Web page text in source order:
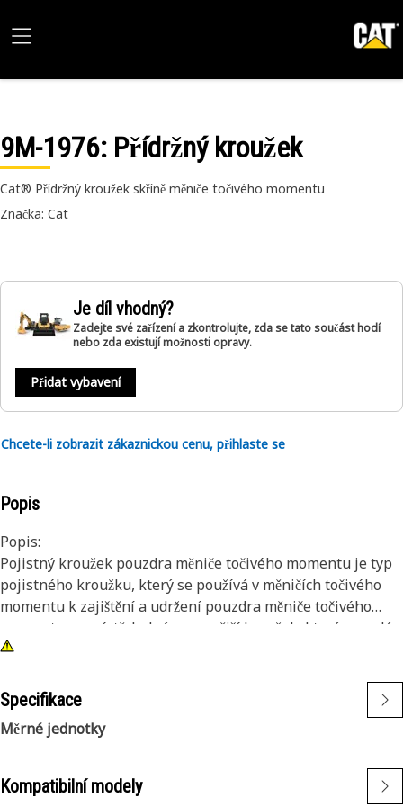
9M-1976: Přídržný kroužek
Cat® Přídržný kroužek skříně měniče točivého momentu
Značka: Cat
Je díl vhodný?
Zadejte své zařízení a zkontrolujte, zda se tato součást hodí
nebo zda existují možnosti opravy.
Přidat vybavení
Chcete-li zobrazit zákaznickou cenu, přihlaste se
Popis
Popis:
Pojistný kroužek pouzdra měniče točivého momentu je typ
pojistného kroužku, který se používá v měničích točivého
momentu k zajištění a udržení pouzdra měniče točivého
momentu na místě. Jedná se o vnější kroužek, který zapadá
do drážky nebo vybrání na vnějším povrchu skříně měniče
axiálnímu pohybu skříně během provozu.
Vlastnosti:
• Navrženo tak, aby vydrželo maximální sílu a zatížení.
• Nekorozivní.
Specifikace
Měrné jednotky
Kompatibilní modely